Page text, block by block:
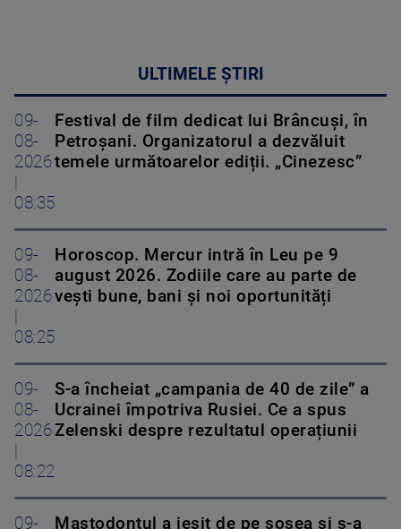
ULTIMELE ȘTIRI
09-
08-
2026
08:35
Festival de film dedicat lui Brâncuși, în
Petroșani. Organizatorul a dezvăluit
temele următoarelor ediții. „Cinezesc”
09-
08-
2026
08:25
Horoscop. Mercur intră în Leu pe 9
august 2026. Zodiile care au parte de
vești bune, bani și noi oportunități
09-
08-
2026
08:22
S-a încheiat „campania de 40 de zile” a
Ucrainei împotriva Rusiei. Ce a spus
Zelenski despre rezultatul operațiunii
09-
Mastodontul a ieșit de pe șosea și s-a